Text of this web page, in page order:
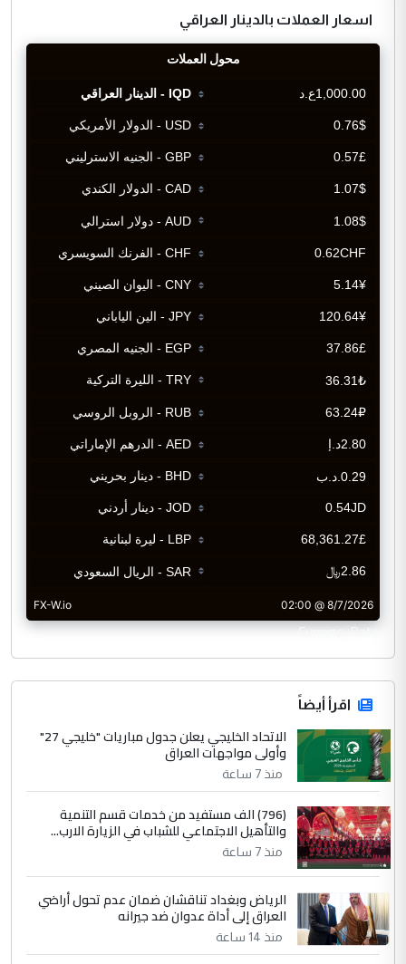
اسعار العملات بالدينار العراقي
CurrencyRate
اقرأ أيضاً
الاتحاد الخليجي يعلن جدول مباريات "خليجي 27"
وأولى مواجهات العراق
منذ 7 ساعة
(796) الف مستفيد من خدمات قسم التنمية
والتأهيل الاجتماعي للشباب في الزيارة الارب...
منذ 7 ساعة
الرياض وبغداد تناقشان ضمان عدم تحول أراضي
العراق إلى أداة عدوان ضد جيرانه
منذ 14 ساعة